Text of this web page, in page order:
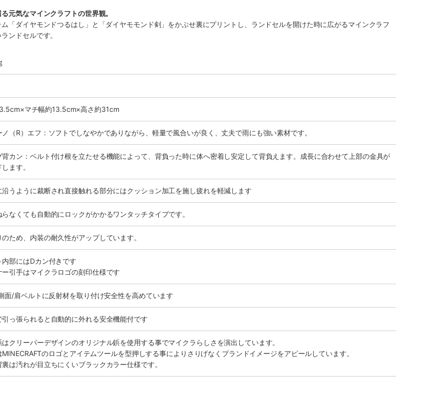
元気なマインクラフトの世界観。
「ダイヤモンドつるはし」と「ダイヤモモンド剣」をかぶせ裏にプリントし、ランドセルを開けた時に広がるマインクラフ
ンドセルです。
マチ幅約13.5cm×高さ約31cm
ノ（R）エフ：ソフトでしなやかでありながら、軽量で風合いが良く、丈夫で雨にも強い素材です。
背カン：ベルト付け根を立たせる機能によって、背負った時に体へ密着し安定して背負えます。成長に合わせて上部の金具が
ます。
沿うように裁断され直接触れる部分にはクッション加工を施し疲れを軽減します
なくても自動的にロックがかかるワンタッチタイプです。
ため、内装の耐久性がアップしています。
内部にはDカン付きです
ー引手はマイクラロゴの刻印仕様です
面/肩ベルトに反射材を取り付け安全性を高めています
引っ張られると自動的に外れる安全機能付です
クリーパーデザインのオリジナル鋲を使用する事でマイクラらしさを演出しています。
のロゴとアイテムツールを型押しする事によりさりげなくブランドイメージをアピールしています。
裏は汚れが目立ちにくいブラックカラー仕様です。